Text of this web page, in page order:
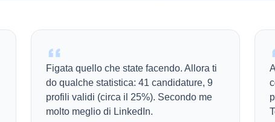
Figata quello che state facendo. Allora ti
do qualche statistica: 41 candidature, 9
profili validi (circa il 25%). Secondo me
molto meglio di LinkedIn.